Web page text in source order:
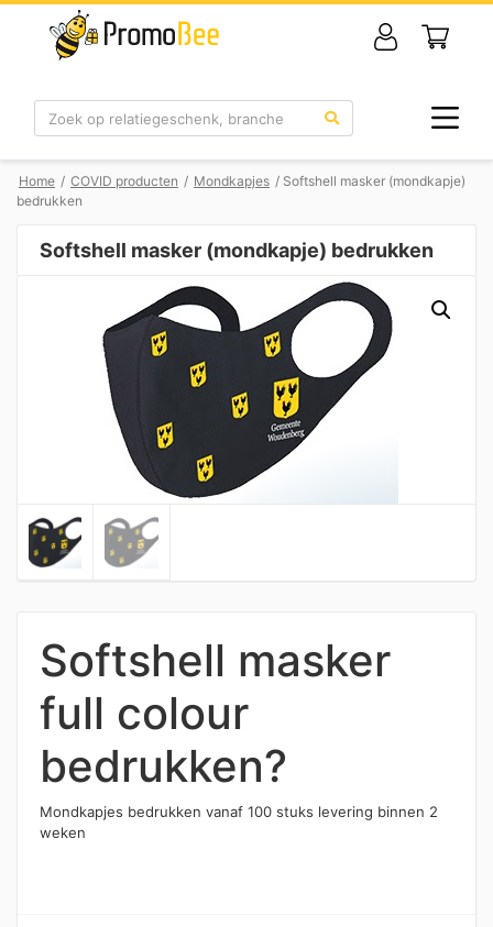
Zoek
Home / COVID producten / Mondkapjes / Softshell masker (mondkapje)
bedrukken
Softshell masker (mondkapje) bedrukken
Softshell masker
full colour
bedrukken?
Mondkapjes bedrukken vanaf 100 stuks levering binnen 2
weken